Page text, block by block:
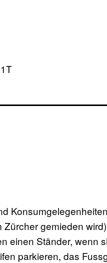
gemieden
einen Ständer, wenn
parkieren, das